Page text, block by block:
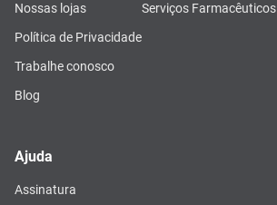
Nossas lojas
Política de Privacidade
Trabalhe conosco
Blog
Serviços Farmacêuticos
Ajuda
Assinatura